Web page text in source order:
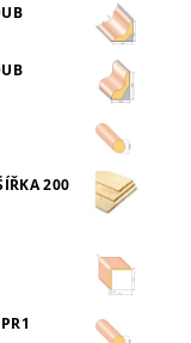
200